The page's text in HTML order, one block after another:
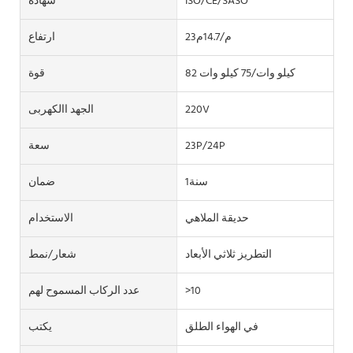
ارتفاع
23م/14.7م
قوة
82 كيلو وات/75 كيلو وات
الجهد االكهربى
220V
سعة
23P/24P
ضمان
سنة1
الاستخدام
حديقة الملاهي
شعار/نمط
التطريز ثلاثي الأبعاد
عدد الركاب المسموح لهم
>10
يكتب
في الهواء الطلق